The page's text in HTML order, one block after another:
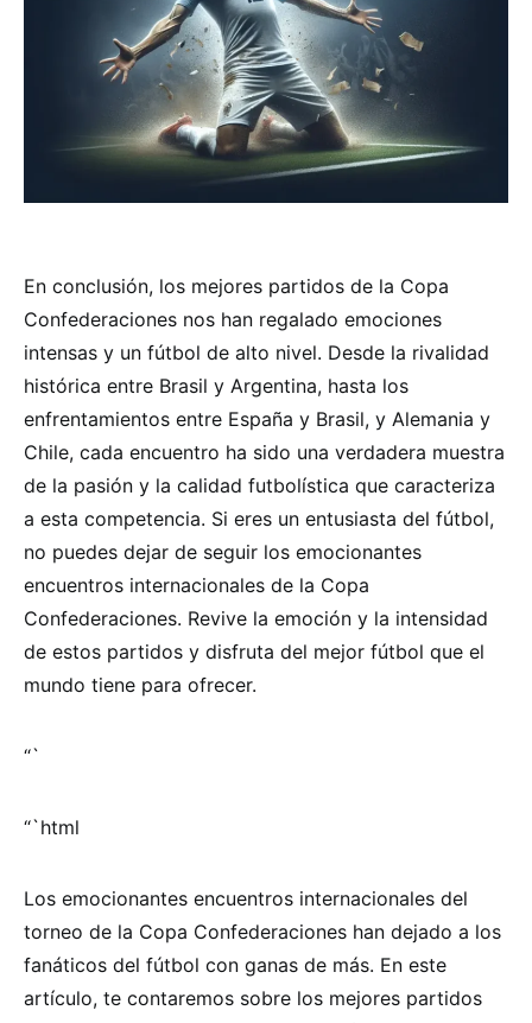
En conclusión, los mejores partidos de la Copa
Confederaciones nos han regalado emociones
intensas y un fútbol de alto nivel. Desde la rivalidad
histórica entre Brasil y Argentina, hasta los
enfrentamientos entre España y Brasil, y Alemania y
Chile, cada encuentro ha sido una verdadera muestra
de la pasión y la calidad futbolística que caracteriza
a esta competencia. Si eres un entusiasta del fútbol,
no puedes dejar de seguir los emocionantes
encuentros internacionales de la Copa
Confederaciones. Revive la emoción y la intensidad
de estos partidos y disfruta del mejor fútbol que el
mundo tiene para ofrecer.
“`
“`html
Los emocionantes encuentros internacionales del
torneo de la Copa Confederaciones han dejado a los
fanáticos del fútbol con ganas de más. En este
artículo, te contaremos sobre los mejores partidos